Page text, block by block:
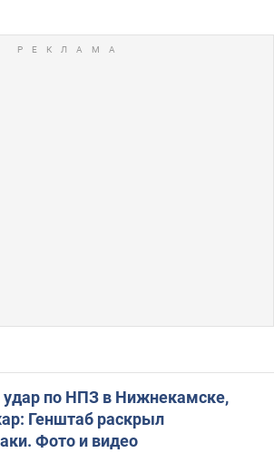
по НПЗ в Нижнекамске,
Генштаб раскрыл
Фото и видео